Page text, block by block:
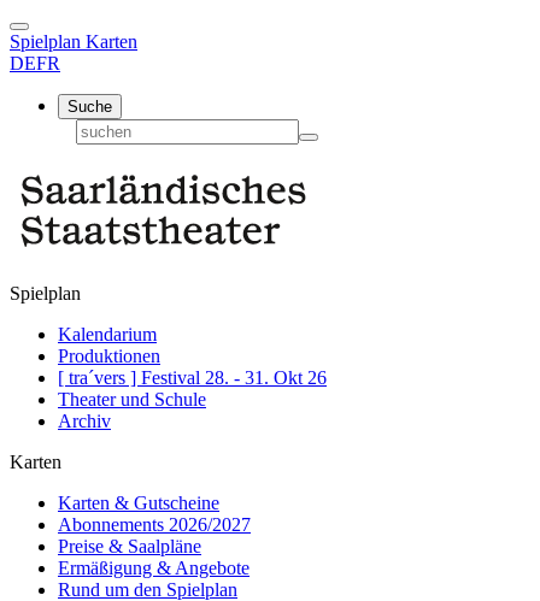
Spielplan Karten
DEFR
Suche
Spielplan
Kalendarium
Produktionen
[ tra´vers ] Festival 28. - 31. Okt 26
Theater und Schule
Archiv
Karten
Karten & Gutscheine
Abonnements 2026/2027
Preise & Saalpläne
Ermäßigung & Angebote
Rund um den Spielplan